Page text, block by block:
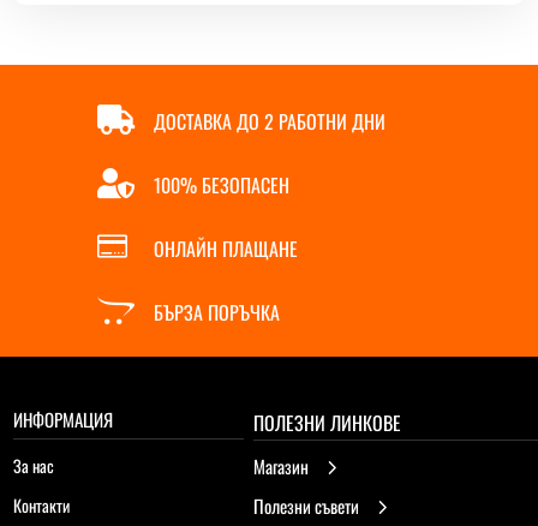
 ДОСТАВКА ДО 2 РАБОТНИ ДНИ
 100% БЕЗОПАСЕН
 ОНЛАЙН ПЛАЩАНЕ
 БЪРЗА ПОРЪЧКА
ИНФОРМАЦИЯ
За нас
Контакти
ПОЛЕЗНИ ЛИНКОВЕ
5
Магазин
5
Полезни съвети